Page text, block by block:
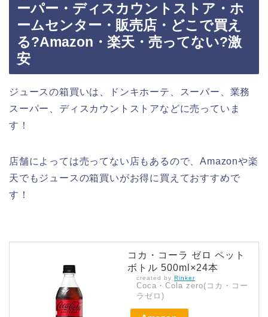
ーパー・ディスカウントストア・ホ
ームセンター・販売店・どこで買え
る?Amazon・楽天・売ってない?激
安
ジュースの箱買いは、ドンキホーテ、スーパー、業務
スーパー、ディスカウントストアなどに売っていま
す！
店舗によっては売ってない店もあるので、Amazonや楽
天でもジュースの箱買いがお得に買えておすすめで
す！
コカ・コーラ ゼロ ペット
ボトル 500ml×24本
created by Rinker
Coca・Cola zero(コカ・コー
ラゼロ)